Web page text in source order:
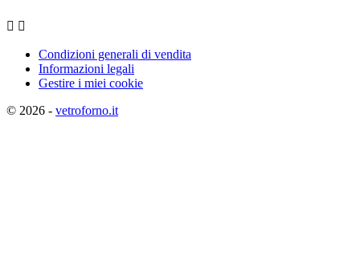
 
Condizioni generali di vendita
Informazioni legali
Gestire i miei cookie
© 2026 - vetroforno.it